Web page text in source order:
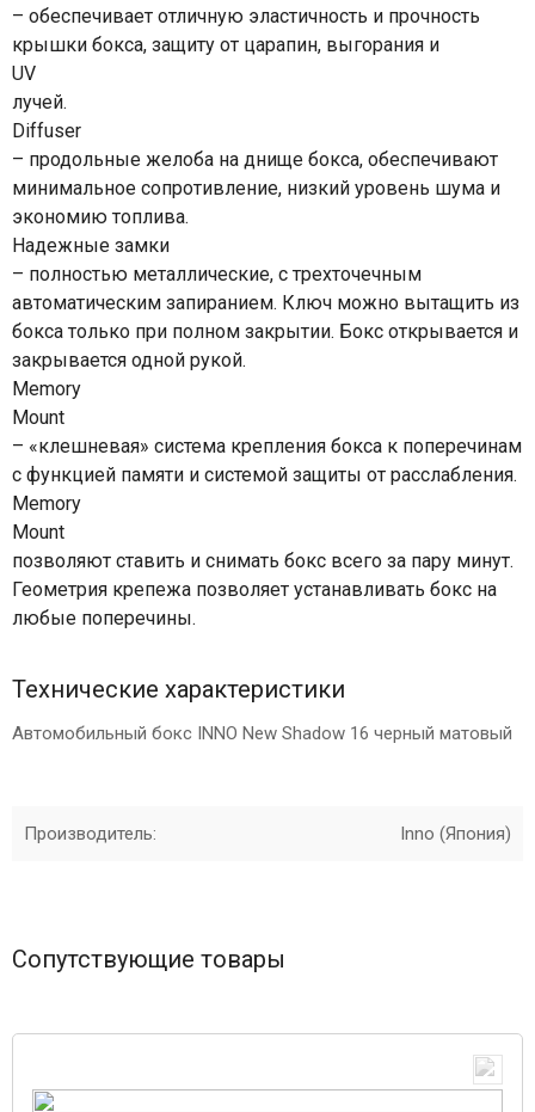
– обеспечивает отличную эластичность и прочность
крышки бокса, защиту от царапин, выгорания и
UV
лучей.
Diffuser
– продольные желоба на днище бокса, обеспечивают
минимальное сопротивление, низкий уровень шума и
экономию топлива.
Надежные замки
– полностью металлические, с трехточечным
автоматическим запиранием. Ключ можно вытащить из
бокса только при полном закрытии. Бокс открывается и
закрывается одной рукой.
Memory
Mount
– «клешневая» система крепления бокса к поперечинам
с функцией памяти и системой защиты от расслабления.
Memory
Mount
позволяют ставить и снимать бокс всего за пару минут.
Геометрия крепежа позволяет устанавливать бокс на
любые поперечины.
Технические характеристики
Автомобильный бокс INNO New Shadow 16 черный матовый
Производитель: Inno (Япония)
Сопутствующие товары